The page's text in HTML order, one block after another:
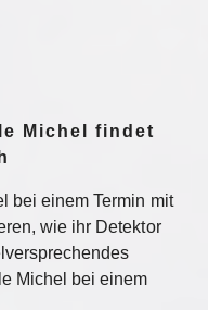
Michel findet
bei einem Termin mit
wie ihr Detektor
Michel bei einem